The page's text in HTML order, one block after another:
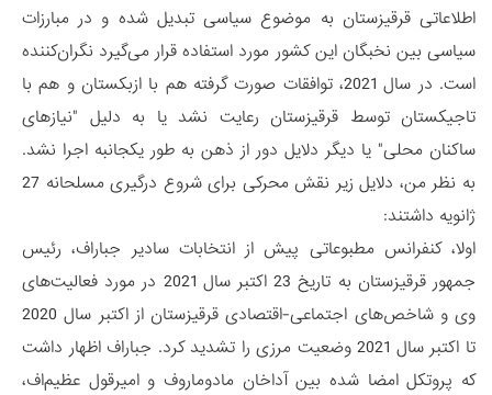
اطلاعاتی قرقیزستان به موضوع سیاسی تبدیل شده و در مبارزات
سیاسی بین نخبگان این کشور مورد استفاده قرار می‌گیرد نگران‌کننده
است. در سال 2021، توافقات صورت گرفته هم با ازبکستان و هم با
تاجیکستان توسط قرقیزستان رعایت نشد یا به دلیل "نیازهای
ساکنان محلی" یا دیگر دلایل دور از ذهن به طور یکجانبه اجرا نشد.
به نظر من، دلایل زیر نقش محرکی برای شروع درگیری مسلحانه 27
ژانویه داشتند:
اولا، کنفرانس مطبوعاتی پیش از انتخابات سادیر جباراف، رئیس
جمهور قرقیزستان به تاریخ 23 اکتبر سال 2021 در مورد فعالیت‌های
وی و شاخص‌های اجتماعی-اقتصادی قرقیزستان از اکتبر سال 2020
تا اکتبر سال 2021 وضعیت مرزی را تشدید کرد. جباراف اظهار داشت
که پروتکل امضا شده بین آداخان مادوماروف و امیرقول عظیم‌اف،